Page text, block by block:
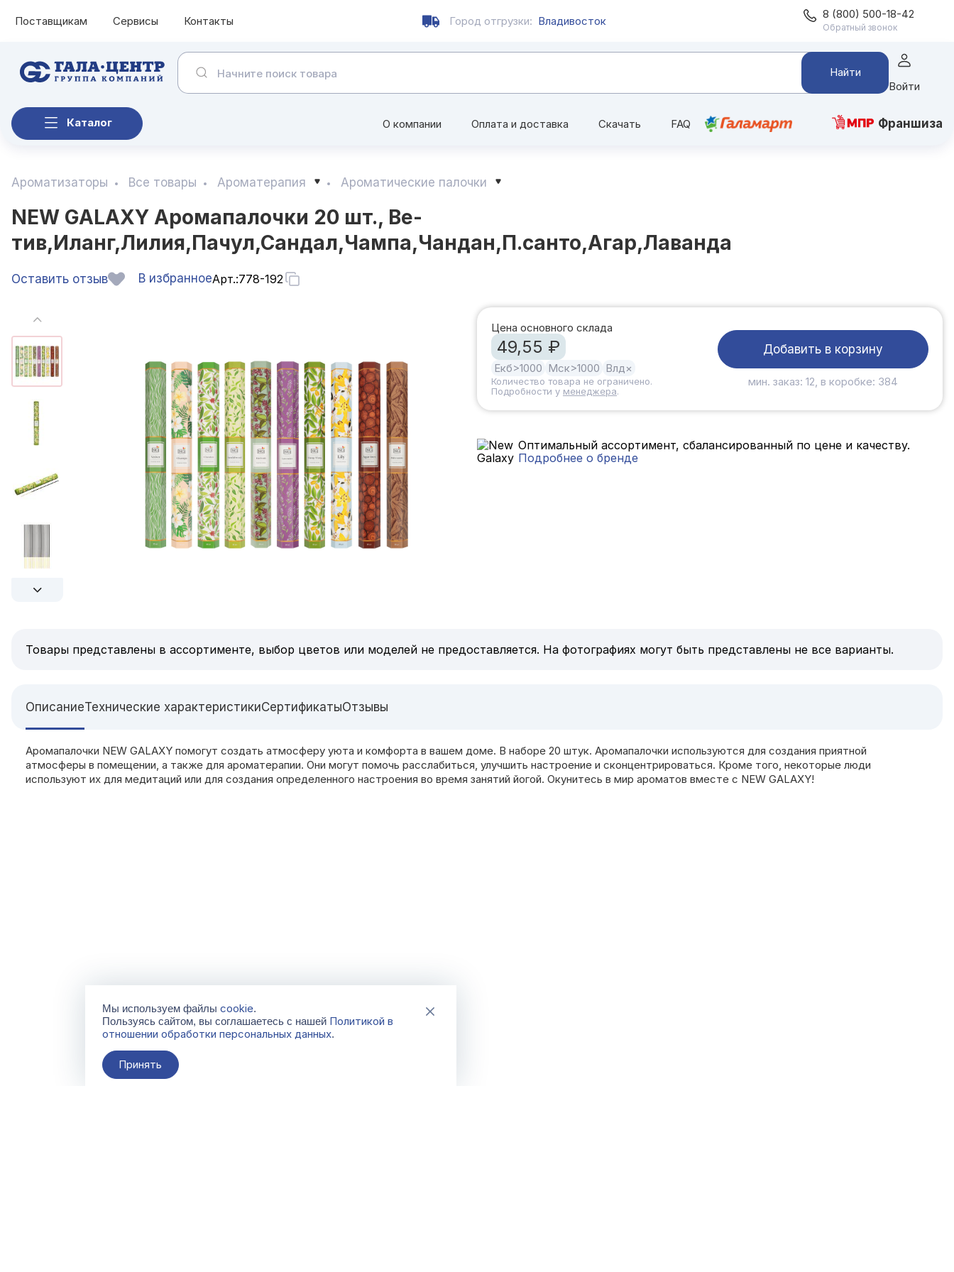
Поставщикам Сервисы Контакты Город отгрузки: Владивосток 8 (800) 500-18-42
Обратный звонок
Найти
Войти
Каталог О компании Оплата и доставка Скачать FAQ Франшиза
Ароматизаторы Все товары Ароматерапия Ароматические палочки
NEW GALAXY Аромапалочки 20 шт., Ве-
тив,Иланг,Лилия,Пачул,Сандал,Чампа,Чандан,П.санто,Агар,Лаванда
Оставить отзыв В избранноеАрт.:778-192
Цена основного склада
49,55 ₽
Екб>1000 Мск>1000 Влд×
Количество товара не ограничено.
Подробности у менеджера.
Добавить в корзину
мин. заказ: 12, в коробке: 384
Оптимальный ассортимент, сбалансированный по цене и качеству.
Подробнее о бренде
Товары представлены в ассортименте, выбор цветов или моделей не предоставляется. На фотографиях могут быть представлены не все варианты.
ОписаниеТехнические характеристикиСертификатыОтзывы
Аромапалочки NEW GALAXY помогут создать атмосферу уюта и комфорта в вашем доме. В наборе 20 штук. Аромапалочки используются для создания приятной
атмосферы в помещении, а также для ароматерапии. Они могут помочь расслабиться, улучшить настроение и сконцентрироваться. Кроме того, некоторые люди
используют их для медитаций или для создания определенного настроения во время занятий йогой. Окунитесь в мир ароматов вместе с NEW GALAXY!
Мы используем файлы cookie.
Пользуясь сайтом, вы соглашаетесь с нашей Политикой в
отношении обработки персональных данных.
Принять